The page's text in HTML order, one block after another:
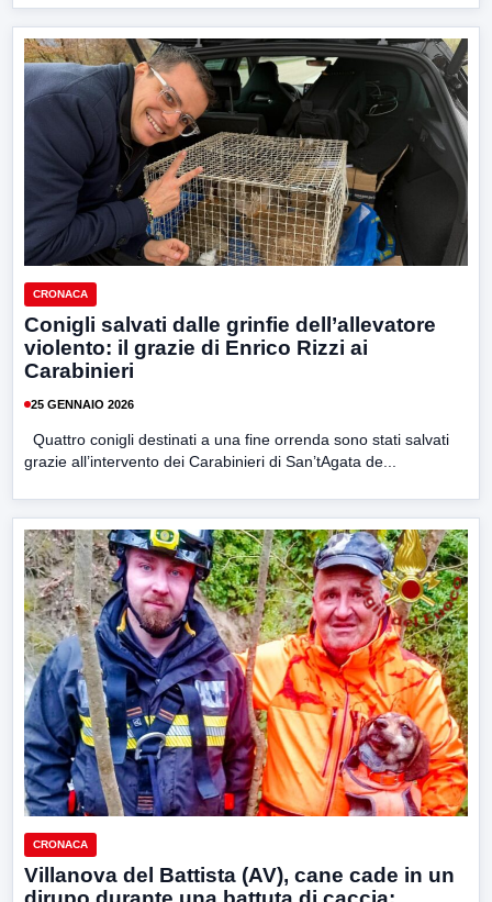
CRONACA
Conigli salvati dalle grinfie dell’allevatore
violento: il grazie di Enrico Rizzi ai
Carabinieri
25 GENNAIO 2026
Quattro conigli destinati a una fine orrenda sono stati salvati
grazie all’intervento dei Carabinieri di San’tAgata de...
CRONACA
Villanova del Battista (AV), cane cade in un